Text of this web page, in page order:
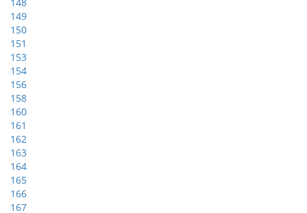
149
150
151
153
154
156
158
160
161
162
163
164
165
166
167